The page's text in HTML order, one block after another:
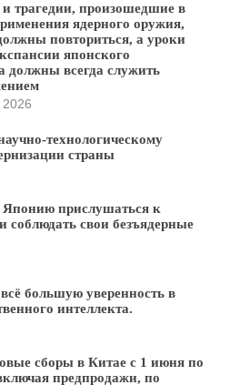
трагедии, произошедшие в
ядерного оружия,
повториться, а уроки
японского
должны всегда служить
2026
технологическому
страны
Японию прислушаться к
соблюдать свои безъядерные
большую уверенность в
интеллекта.
сборы в Китае с 1 июня по
предпродажи, по